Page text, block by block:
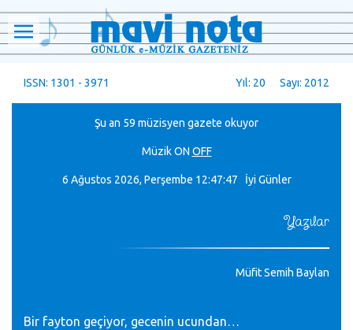
ISSN: 1301 - 3971 Yıl: 20 Sayı: 2012
Şu an 59 müzisyen gazete okuyor
MüzikON OFF
6 Ağustos 2026, Perşembe 12:47:48 İyi Günler
Yazılar
Müfit Semih Baylan
Bir fayton geçiyor, gecenin ucundan…